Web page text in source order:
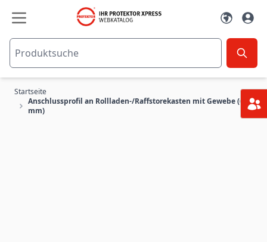
Zum Inhalt springen
Startseite
Anschlussprofil an Rollladen-/Raffstorekasten mit Gewebe (6
mm)